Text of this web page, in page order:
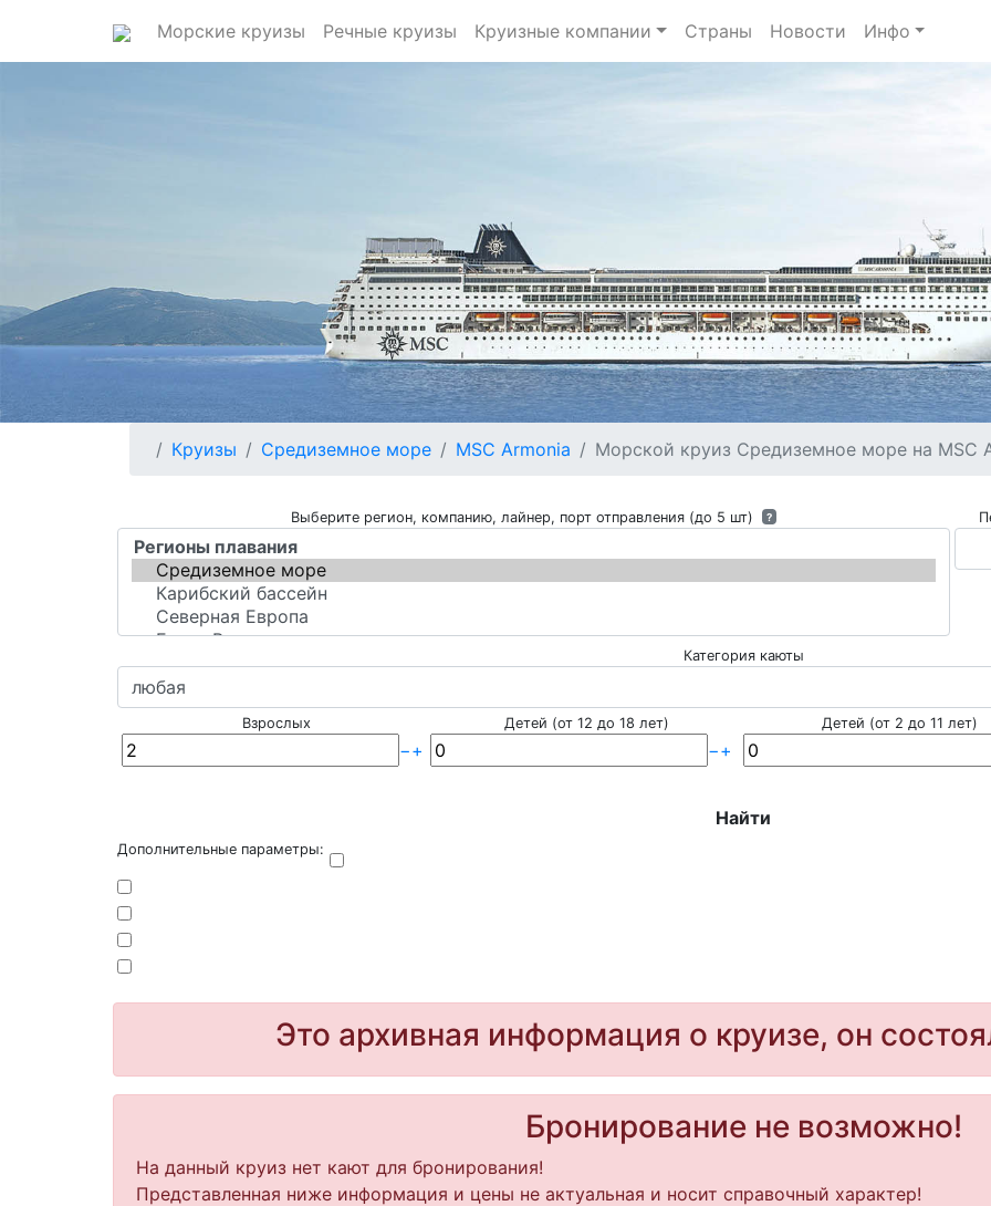
Морские круизы Речные круизы Круизные компании Страны Новости Инфо
Круизы Средиземное море MSC Armonia Морской круиз Средиземное море на MSC
Выберите регион, компанию, лайнер, порт отправления (до 5 шт) ?
Категория каюты
Взрослых
−+
Детей (от 12 до 18 лет)
−+
Детей (от 2 до 11 лет)
Найти
Дополнительные параметры:
Это архивная информация о круизе, он
Бронирование не возможно!
На данный круиз нет кают для бронирования!
Представленная ниже информация и цены не актуальная и носит справочный характер!